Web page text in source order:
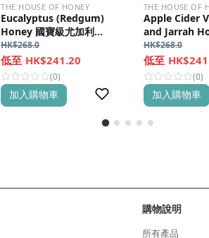
THE HOUSE OF HONEY
Eucalyptus (Redgum)
Honey 國寶級尤加利蜂
蜜
HK$268.0
HK$241.20
(0)
加入購物車
THE HOUSE OF
Apple Cider
and Jarrah
TA+10 極純
果醋
HK$268.0
(0)
加入購物車
購物說明
所有產品